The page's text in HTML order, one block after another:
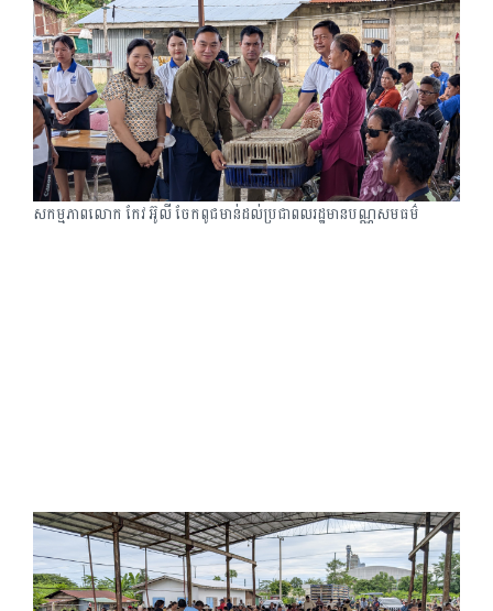
សកម្មភាពលោក កែវ អ៊ូលី ចែកពូជមាន់ដល់ប្រជាពលរដ្ឋមានបណ្ណសមធម៌